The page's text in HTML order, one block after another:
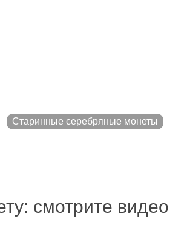
Старинные серебряные монеты
смотрите видео